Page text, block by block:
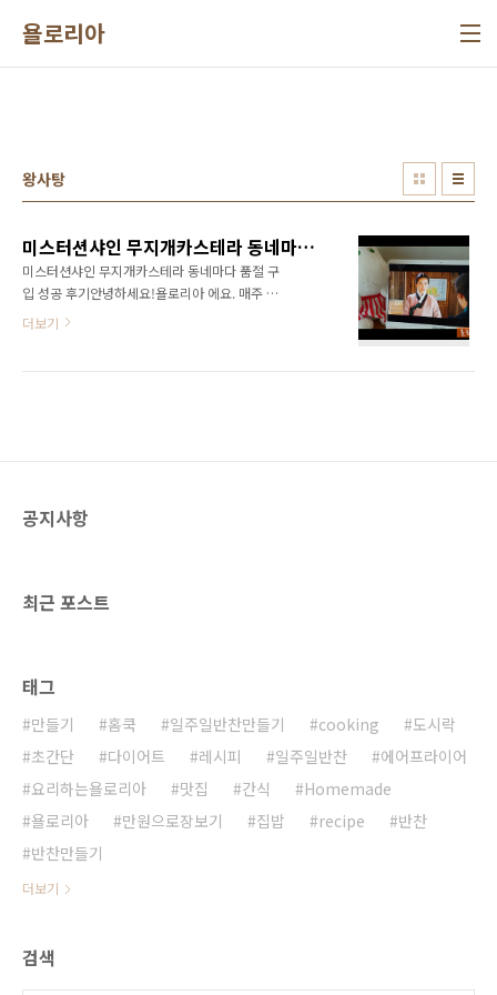
욜로리아
왕사탕
미스터션샤인 무지개카스테라 동네마다 품절 구입 성공 후기
미스터션샤인 무지개카스테라 동네마다 품절 구
입 성공 후기안녕하세요!욜로리아 에요. 매주 토
일 tvN 미스터션샤인 보시나요?욜로리아는 요즘
샤인 김태리가 먹은 파리바게트 무지개카스테라
죠!" 빛깔도 고운데 맛도 퍽..
더보기
공지사항
최근 포스트
태그
만들기 홈쿡 일주일반찬만들기 cooking
도시락
초간단
다이어트 레시피 일주일반찬
에어프라이어
요리하는욜로리아
맛집 간식
Homemade
욜로리아
만원으로장보기 집밥 recipe
반찬
반찬만들기
더보기
검색